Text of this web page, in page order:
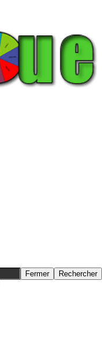
Fermer Rechercher